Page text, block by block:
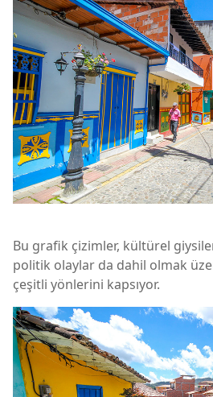
Bu grafik çizimler, kültürel
politik olaylar da dahil olmak
çeşitli yönlerini kapsıyor.